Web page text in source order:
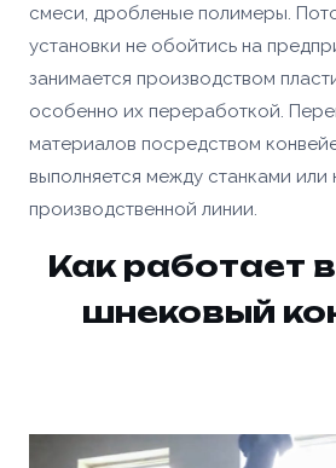
смеси, дробленые полимеры.
установки не обойтись на
занимается производством
особенно их переработкой.
материалов посредством
выполняется между станками или
производственной линии.
Как работает
шнековый